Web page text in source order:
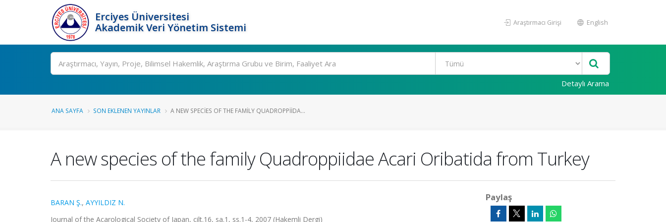
Erciyes Üniversitesi
Akademik Veri Yönetim Sistemi
Araştırmacı Girişi English
Ara
Detaylı Arama
ANA SAYFA SON EKLENEN YAYINLAR A NEW SPECIES OF THE FAMILY QUADROPPIIDA...
A new species of the family Quadroppiidae Acari Oribatida from Turkey
BARAN Ş., AYYILDIZ N.
Journal of the Acarological Society of Japan, cilt.16, sa.1, ss.1-4, 2007 (Hakemli Dergi)
Paylaş